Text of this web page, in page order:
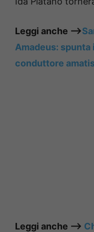
Leggi anche —->
Amadeus:
conduttore
Leggi anche —->